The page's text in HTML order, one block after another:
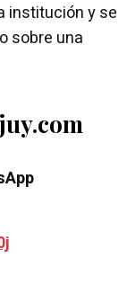
institución y se
sobre una